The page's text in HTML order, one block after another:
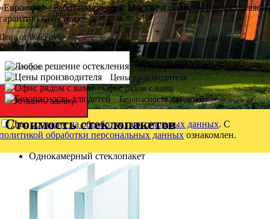
Работаем по всей Москве и области, предоставляем
качества.
от8665руб.
Оставить заявку
Даюсогласие на обработку персональных данных. С
обработки персональных данных ознакомлен.
Любое решение остекления
Цены производителя
Офис рядом с вами
Безопасность для детей
Стоимость стеклопакетов
Однокамерный стеклопакет